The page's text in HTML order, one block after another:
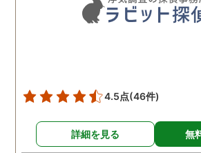
も助かりました。 報告書や
調査の動画を見せてもらっ
ケアもしてもらったり色々
とお世話になりました！
4.5点(46件)
詳細を見る 無